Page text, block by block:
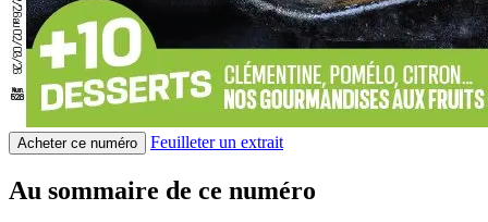
Acheter ce numéro Feuilleter un extrait
Au sommaire de ce numéro